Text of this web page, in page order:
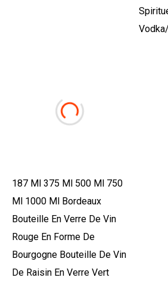
187 Ml 375 Ml 500 Ml 750
Ml 1000 Ml Bordeaux
Bouteille En Verre De Vin
Rouge En Forme De
Bourgogne Bouteille De Vin
De Raisin En Verre Vert